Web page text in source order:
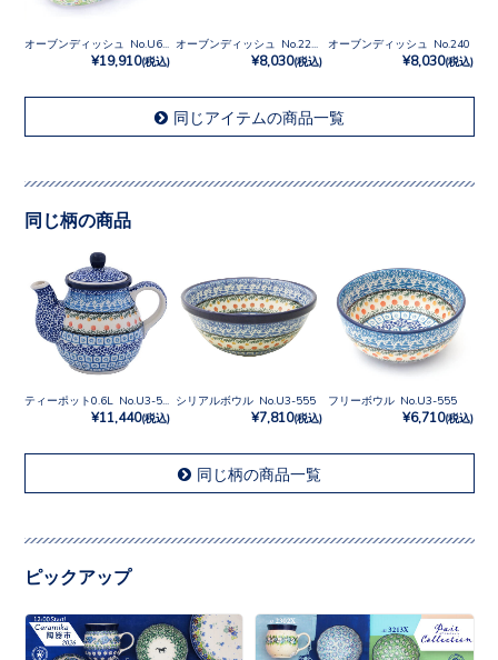
オーブンディッシュ No.U6-5048
¥19,910(税込) ¥8,030(税込)
オーブンディッシュ No.240
¥8,030(税込)
同じアイテムの商品一覧
同じ柄の商品
ティーポット0.6L No.U3-555
¥11,440(税込)
シリアルボウル No.U3-555
¥7,810(税込)
フリーボウル No.U3-555
¥6,710(税込)
同じ柄の商品一覧
ピックアップ